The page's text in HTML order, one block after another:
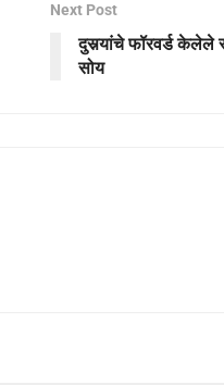
Next Post
दुसर्‍यांचे फॉरवर्ड
सोय